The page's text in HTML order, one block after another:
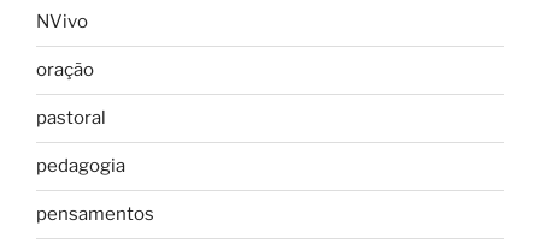
NVivo
oração
pastoral
pedagogia
pensamentos